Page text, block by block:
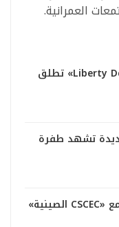
العمرانية.
شركة «Liberty Developments» تطلق
تشهد طفرة
شركة «AIG» تتعاون مع «CSCEC الصينية»